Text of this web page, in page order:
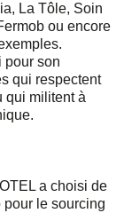
La Tôle, Soin
ou encore
pour son
qui respectent
qui militent à
a choisi de
le sourcing